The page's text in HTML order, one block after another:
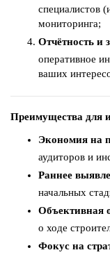
специалистов
мониторинга;
Отчётность и
оперативное
ваших
Преимущества для
Экономия на
аудиторов и
Раннее
начальных
Объективная
о ходе
Фокус на